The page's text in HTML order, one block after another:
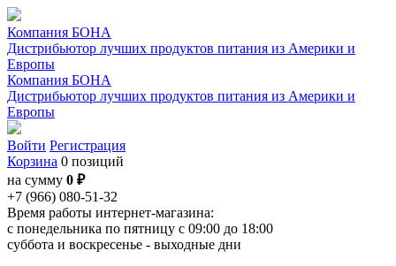
Компания БОНА
Дистрибьютор лучших продуктов питания из Америки и
Европы
Компания БОНА
Дистрибьютор лучших продуктов питания из Америки и
Европы
Войти Регистрация
Корзина 0 позиций
на сумму 0 ₽
+7 (966) 080-51-32
Время работы интернет-магазина:
с понедельника по пятницу с 09:00 до 18:00
суббота и воскресенье - выходные дни